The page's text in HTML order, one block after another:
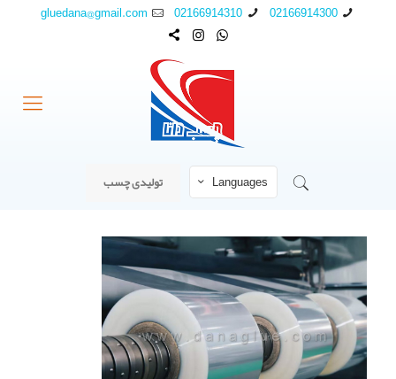
02166914300
02166914310
gluedana@gmail.com
Languages تولیدی چسب